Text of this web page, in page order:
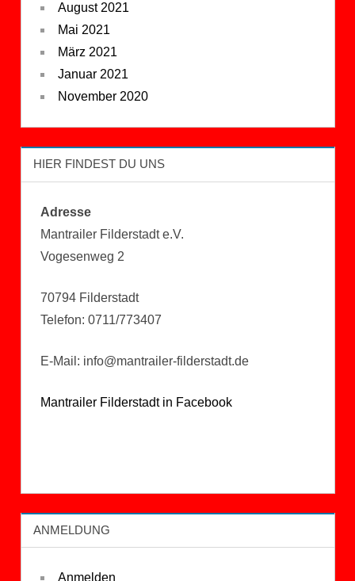
August 2021
Mai 2021
März 2021
Januar 2021
November 2020
HIER FINDEST DU UNS
Adresse
Mantrailer Filderstadt e.V.
Vogesenweg 2
70794 Filderstadt
Telefon: 0711/773407
E-Mail: info@mantrailer-filderstadt.de
Mantrailer Filderstadt in Facebook
ANMELDUNG
Anmelden